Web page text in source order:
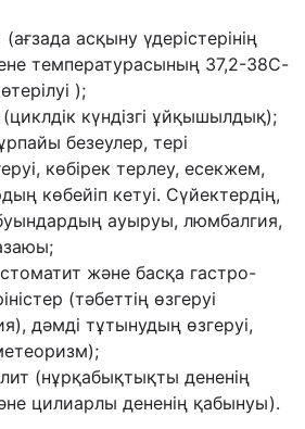
асқыну үдерістерінің
температурасының 37,2-38С-
);
күндізгі ұйқышылдық);
безеулер, тері
көбірек терлеу, есекжем,
көбейіп кетуі. Сүйектердің,
ауыруы, люмбалгия,
және басқа гастро-
(тәбеттің өзгеруі
дәмді тұтынудың өзгеруі,
(нұрқабықтықты дененің
цилиарлы дененің қабынуы).